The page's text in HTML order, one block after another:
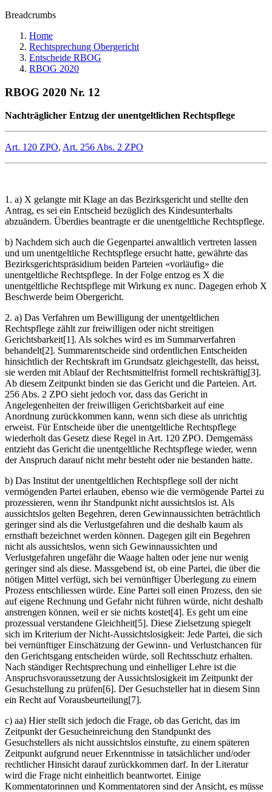
Breadcrumbs
Home
Rechtsprechung Obergericht
Entscheide RBOG
RBOG 2020
RBOG 2020 Nr. 12
Nachträglicher Entzug der unentgeltlichen Rechtspflege
Art. 120 ZPO, Art. 256 Abs. 2 ZPO
1. a) X gelangte mit Klage an das Bezirksgericht und stellte den
Antrag, es sei ein Entscheid bezüglich des Kindesunterhalts
abzuändern. Überdies beantragte er die unentgeltliche Rechtspflege.
b) Nachdem sich auch die Gegenpartei anwaltlich vertreten lassen
und um unentgeltliche Rechtspflege ersucht hatte, gewährte das
Bezirksgerichtspräsidium beiden Parteien «vorläufig» die
unentgeltliche Rechtspflege. In der Folge entzog es X die
unentgeltliche Rechtspflege mit Wirkung ex nunc. Dagegen erhob X
Beschwerde beim Obergericht.
2. a) Das Verfahren um Bewilligung der unentgeltlichen
Rechtspflege zählt zur freiwilligen oder nicht streitigen
Gerichtsbarkeit[1]. Als solches wird es im Summarverfahren
behandelt[2]. Summarentscheide sind ordentlichen Entscheiden
hinsichtlich der Rechtskraft im Grundsatz gleichgestellt, das heisst,
sie werden mit Ablauf der Rechtsmittelfrist formell rechtskräftig[3].
Ab diesem Zeitpunkt binden sie das Gericht und die Parteien. Art.
256 Abs. 2 ZPO sieht jedoch vor, dass das Gericht in
Angelegenheiten der freiwilligen Gerichtsbarkeit auf eine
Anordnung zurückkommen kann, wenn sich diese als unrichtig
erweist. Für Entscheide über die unentgeltliche Rechtspflege
wiederholt das Gesetz diese Regel in Art. 120 ZPO. Demgemäss
entzieht das Gericht die unentgeltliche Rechtspflege wieder, wenn
der Anspruch darauf nicht mehr besteht oder nie bestanden hatte.
b) Das Institut der unentgeltlichen Rechtspflege soll der nicht
vermögenden Partei erlauben, ebenso wie die vermögende Partei zu
prozessieren, wenn ihr Standpunkt nicht aussichtslos ist. Als
aussichtslos gelten Begehren, deren Gewinnaussichten beträchtlich
geringer sind als die Verlustgefahren und die deshalb kaum als
ernsthaft bezeichnet werden können. Dagegen gilt ein Begehren
nicht als aussichtslos, wenn sich Gewinnaussichten und
Verlustgefahren ungefähr die Waage halten oder jene nur wenig
geringer sind als diese. Massgebend ist, ob eine Partei, die über die
nötigen Mittel verfügt, sich bei vernünftiger Überlegung zu einem
Prozess entschliessen würde. Eine Partei soll einen Prozess, den sie
auf eigene Rechnung und Gefahr nicht führen würde, nicht deshalb
anstrengen können, weil er sie nichts kostet[4]. Es geht um eine
prozessual verstandene Gleichheit[5]. Diese Zielsetzung spiegelt
sich im Kriterium der Nicht-Aussichts­losigkeit: Jede Partei, die sich
bei vernünftiger Einschätzung der Gewinn- und Verlustchancen für
den Gerichtsgang entscheiden würde, soll Rechtsschutz erhalten.
Nach ständiger Rechtsprechung und einhelliger Lehre ist die
Anspruchsvoraussetzung der Aussichtslosigkeit im Zeitpunkt der
Gesuchstellung zu prüfen[6]. Der Gesuchsteller hat in diesem Sinn
ein Recht auf Vorausbeurteilung[7].
c) aa) Hier stellt sich jedoch die Frage, ob das Gericht, das im
Zeitpunkt der Gesucheinreichung den Standpunkt des
Gesuchstellers als nicht aussichtslos einstufte, zu einem späteren
Zeitpunkt aufgrund neuer Erkenntnisse in tatsächlicher und/oder
rechtlicher Hinsicht darauf zurückkommen darf. In der Literatur
wird die Frage nicht einheitlich beantwortet. Einige
Kommentatorinnen und Kommentatoren sind der Ansicht, es müsse